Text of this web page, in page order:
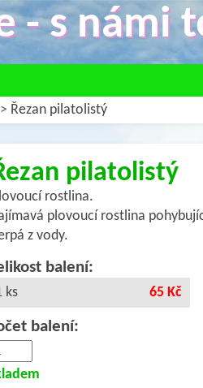
- s námi
Řezan pilatolistý
pilatolistý
rostlina.
plovoucí rostlina
z vody.
balení:
ks 65 Kč
balení: